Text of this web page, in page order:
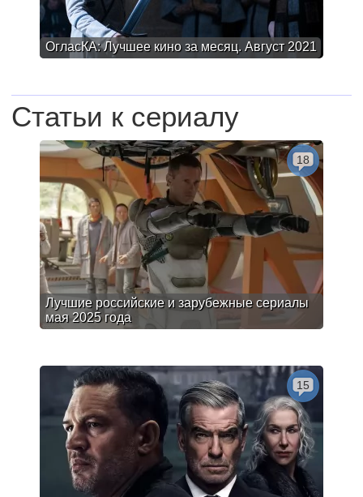
ОгласКА: Лучшее кино за месяц. Август 2021
Статьи к сериалу
Лучшие российские и зарубежные сериалы
мая 2025 года
18
15